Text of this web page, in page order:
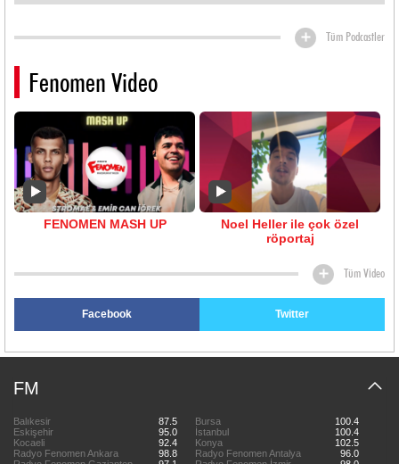
Tüm Podcastler
Fenomen Video
FENOMEN MASH UP
Noel Heller ile çok özel
röportaj
Tüm Video
Facebook Twitter
FM
Balıkesir 87.5 Bursa
100.4
Eskişehir
95.0 İstanbul
100.4
Kocaeli
92.4 Konya
102.5
Radyo Fenomen Ankara
98.8 Radyo Fenomen Antalya
96.0